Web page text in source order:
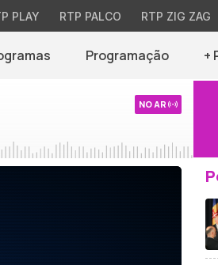
PLAY RTP PALCO RTP ZIG ZAG
Programação +
NO AR